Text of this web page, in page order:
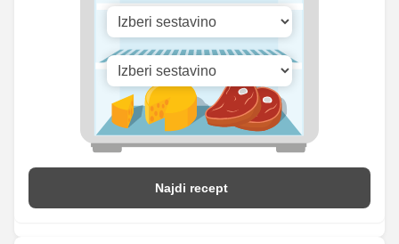
0.45 mg 1 mg
Najdi recept